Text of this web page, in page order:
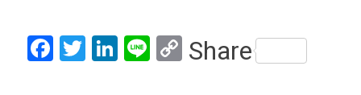
Facebook
Twitter
LinkedIn
LineCopy
Share